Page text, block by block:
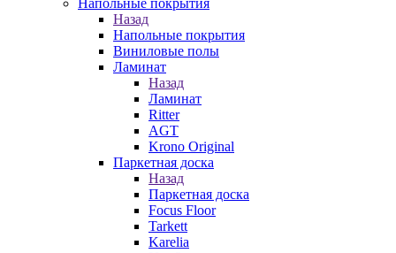
Напольные покрытия
Назад
Напольные покрытия
Виниловые полы
Ламинат
Назад
Ламинат
Ritter
AGT
Krono Original
Паркетная доска
Назад
Паркетная доска
Focus Floor
Tarkett
Karelia